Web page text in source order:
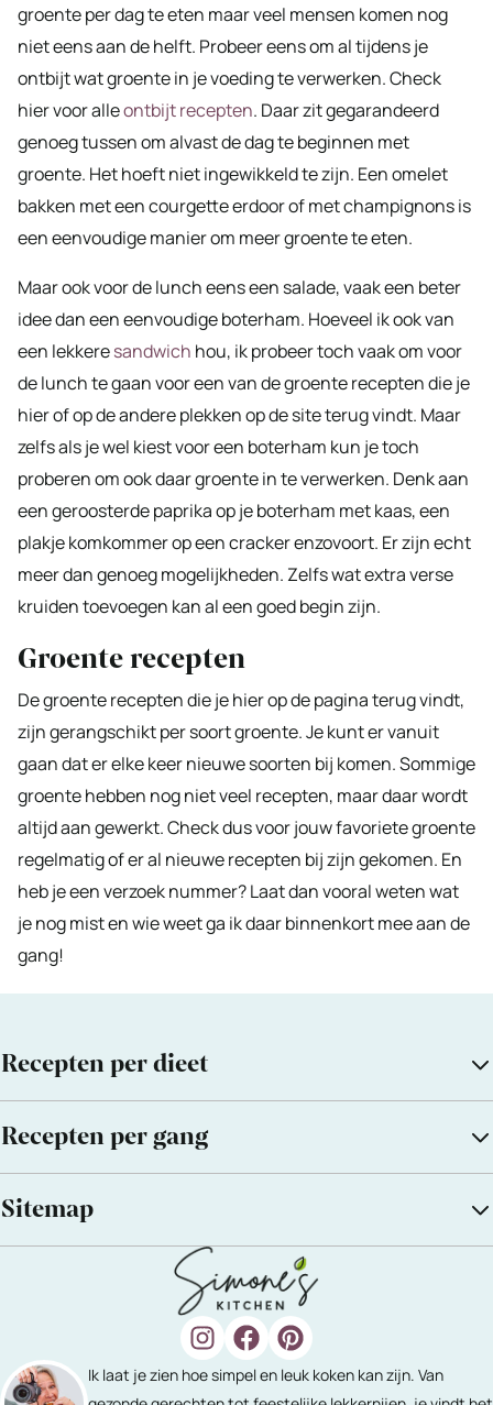
groente per dag te eten maar veel mensen komen nog
niet eens aan de helft. Probeer eens om al tijdens je
ontbijt wat groente in je voeding te verwerken. Check
hier voor alleontbijt recepten. Daar zit gegarandeerd
genoeg tussen om alvast de dag te beginnen met
groente. Het hoeft niet ingewikkeld te zijn. Een omelet
bakken met een courgette erdoor of met champignons is
een eenvoudige manier om meer groente te eten.
Maar ook voor de lunch eens een salade, vaak een beter
idee dan een eenvoudige boterham. Hoeveel ik ook van
een lekkeresandwich hou, ik probeer toch vaak om voor
de lunch te gaan voor een van de groente recepten die je
hier of op de andere plekken op de site terug vindt. Maar
zelfs als je wel kiest voor een boterham kun je toch
proberen om ook daar groente in te verwerken. Denk aan
een geroosterde paprika op je boterham met kaas, een
plakje komkommer op een cracker enzovoort. Er zijn echt
meer dan genoeg mogelijkheden. Zelfs wat extra verse
kruiden toevoegen kan al een goed begin zijn.
Groente recepten
De groente recepten die je hier op de pagina terug vindt,
zijn gerangschikt per soort groente. Je kunt er vanuit
gaan dat er elke keer nieuwe soorten bij komen. Sommige
groente hebben nog niet veel recepten, maar daar wordt
altijd aan gewerkt. Check dus voor jouw favoriete groente
regelmatig of er al nieuwe recepten bij zijn gekomen. En
heb je een verzoek nummer? Laat dan vooral weten wat
je nog mist en wie weet ga ik daar binnenkort mee aan de
gang!
Recepten per dieet
Recepten per gang
Sitemap
Ik laat je zien hoe simpel en leuk koken kan zijn. Van